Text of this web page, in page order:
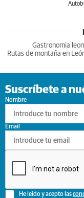
Gastronomia
Rutas de montaña en
Suscríbete a
Nombre
He leído y acepto las
Email